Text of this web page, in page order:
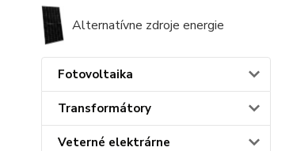
Alternatívne zdroje energie
Fotovoltaika
Transformátory
Veterné elektrárne